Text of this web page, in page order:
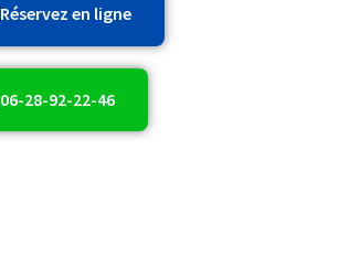
Réservez en ligne
06-28-92-22-46